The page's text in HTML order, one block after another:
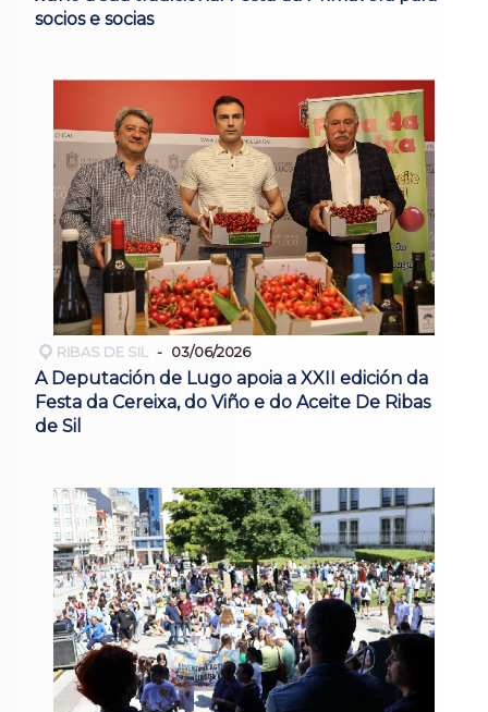
socios e socias
RIBAS DE SIL 03/06/2026
A Deputación de Lugo apoia a XXII edición da
Festa da Cereixa, do Viño e do Aceite De Ribas
de Sil